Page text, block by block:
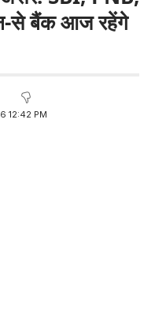
से बैंक आज रहेंगे
12:42 PM